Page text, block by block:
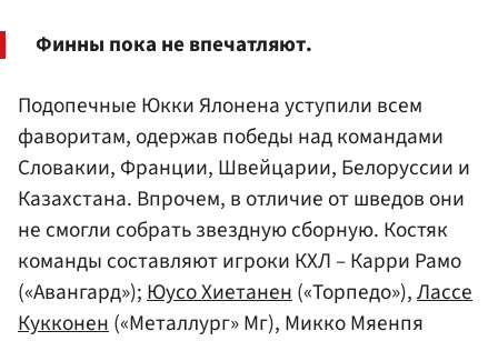
Финны пока не впечатляют.
Подопечные Юкки Ялонена уступили всем
фаворитам, одержав победы над командами
Словакии, Франции, Швейцарии, Белоруссии и
Казахстана. Впрочем, в отличие от шведов они
не смогли собрать звездную сборную. Костяк
команды составляют игроки КХЛ – Карри Рамо
(«Авангард»);Юусо Хиетанен(«Торпедо»),Лассе
Кукконен(«Металлург» Мг), Микко Мяенпя